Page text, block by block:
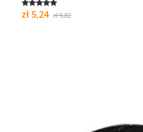
zł 5,24 zł 5,82